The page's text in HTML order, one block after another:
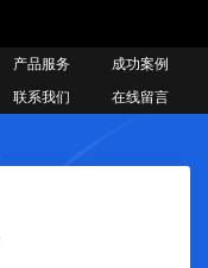
产品服务
成功案例
联系我们 在线留言